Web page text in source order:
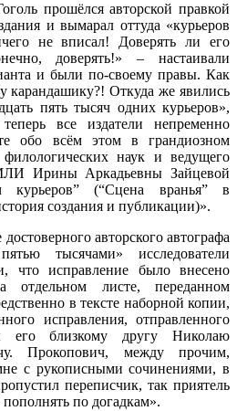
прошёлся авторской правкой
и вымарал оттуда «курьеров
не вписал! Доверять ли его
доверять!» – настаивали
и были по-своему правы. Как
карандашику?! Откуда же явились
пять тысяч одних курьеров»,
все издатели непременно
обо всём этом в грандиозном
филологических наук и ведущего
Ирины Аркадьевны Зайцевой
курьеров” (“Сцена вранья” в
создания и публикации)».
авторского автографа
тысячами» исследователи
что исправление было внесено
листе, переданном
в тексте наборной копии,
исправления, отправленного
его близкому другу Николаю
Прокопович, между прочим,
с рукописными сочинениями, в
переписчик, так приятель
по догадкам».